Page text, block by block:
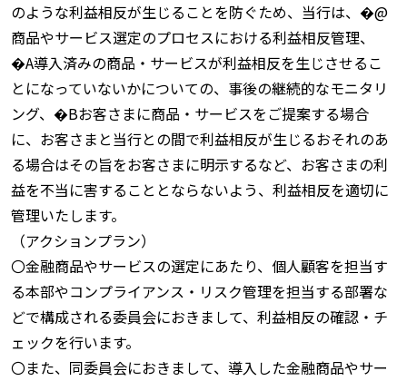
のような利益相反が生じることを防ぐため、当行は、�@
商品やサービス選定のプロセスにおける利益相反管理、
�A導入済みの商品・サービスが利益相反を生じさせるこ
とになっていないかについての、事後の継続的なモニタリ
ング、�Bお客さまに商品・サービスをご提案する場合
に、お客さまと当行との間で利益相反が生じるおそれのあ
る場合はその旨をお客さまに明示するなど、お客さまの利
益を不当に害することとならないよう、利益相反を適切に
管理いたします。
（アクションプラン）
〇金融商品やサービスの選定にあたり、個人顧客を担当す
る本部やコンプライアンス・リスク管理を担当する部署な
どで構成される委員会におきまして、利益相反の確認・チ
ェックを行います。
〇また、同委員会におきまして、導入した金融商品やサー